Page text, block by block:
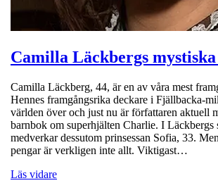
Camilla Läckbergs
Camilla Läckberg, 44, är en av våra mest
Hennes framgångsrika deckare i Fjällbacka-
världen över och just nu är författaren aktuell
barnbok om superhjälten Charlie. I Läckbergs
medverkar dessutom prinsessan Sofia, 33.
pengar är verkligen inte allt. Viktigast…
Läs vidare